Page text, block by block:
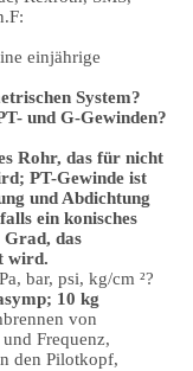
F:
einjährige
System?
und G-Gewinden?
Rohr, das für nicht
PT-Gewinde ist
und Abdichtung
ein konisches
das
wird.
bar, psi, kg/cm ²?
10 kg
von
Frequenz,
den Pilotkopf,